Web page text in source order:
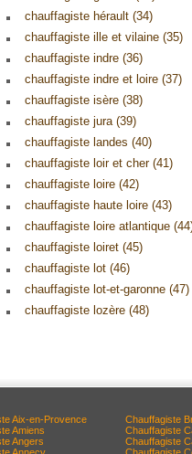
chauffagiste hérault (34)
chauffagiste ille et vilaine (35)
chauffagiste indre (36)
chauffagiste indre et loire (37)
chauffagiste isère (38)
chauffagiste jura (39)
chauffagiste landes (40)
chauffagiste loir et cher (41)
chauffagiste loire (42)
chauffagiste haute loire (43)
chauffagiste loire atlantique
chauffagiste loiret (45)
chauffagiste lot (46)
chauffagiste lot-et-garonne (47)
chauffagiste lozère (48)
Aix-en-Provence
Amiens
Angers
Chauffagiste
Chauffagiste
Chauffagiste